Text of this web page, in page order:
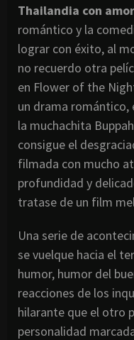
Thailandia con
romántico y la
lograr con éxito, al
no recuerdo otra
en Flower of the
un drama romántico,
la muchachita
consigue el
filmada con mucho
profundidad y
tratase de un film
Una serie de
se vuelque hacia el
humor, humor del
reacciones de los
hilarante que el otro
personalidad